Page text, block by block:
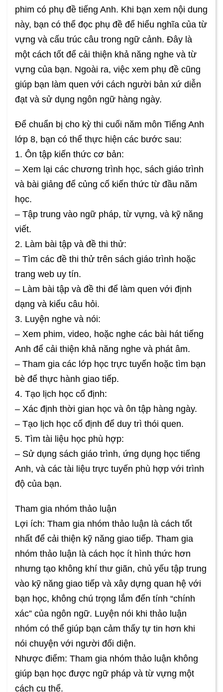
phim có phụ đề tiếng Anh. Khi bạn xem nội dung
này, bạn có thể đọc phụ đề để hiểu nghĩa của từ
vựng và cấu trúc câu trong ngữ cảnh. Đây là
một cách tốt để cải thiện khả năng nghe và từ
vựng của bạn. Ngoài ra, việc xem phụ đề cũng
giúp bạn làm quen với cách người bản xứ diễn
đạt và sử dụng ngôn ngữ hàng ngày.
Để chuẩn bị cho kỳ thi cuối năm môn Tiếng Anh
lớp 8, bạn có thể thực hiện các bước sau:
1. Ôn tập kiến thức cơ bản:
– Xem lại các chương trình học, sách giáo trình
và bài giảng để củng cố kiến thức từ đầu năm
học.
– Tập trung vào ngữ pháp, từ vựng, và kỹ năng
viết.
2. Làm bài tập và đề thi thử:
– Tìm các đề thi thử trên sách giáo trình hoặc
trang web uy tín.
– Làm bài tập và đề thi để làm quen với định
dạng và kiểu câu hỏi.
3. Luyện nghe và nói:
– Xem phim, video, hoặc nghe các bài hát tiếng
Anh để cải thiện khả năng nghe và phát âm.
– Tham gia các lớp học trực tuyến hoặc tìm bạn
bè để thực hành giao tiếp.
4. Tạo lịch học cố định:
– Xác định thời gian học và ôn tập hàng ngày.
– Tạo lịch học cố định để duy trì thói quen.
5. Tìm tài liệu học phù hợp:
– Sử dụng sách giáo trình, ứng dụng học tiếng
Anh, và các tài liệu trực tuyến phù hợp với trình
độ của bạn.
Tham gia nhóm thảo luận
Lợi ích: Tham gia nhóm thảo luận là cách tốt
nhất để cải thiện kỹ năng giao tiếp. Tham gia
nhóm thảo luận là cách học ít hình thức hơn
nhưng tạo không khí thư giãn, chủ yếu tập trung
vào kỹ năng giao tiếp và xây dựng quan hệ với
bạn học, không chú trọng lắm đến tính “chính
xác” của ngôn ngữ. Luyện nói khi thảo luận
nhóm có thể giúp bạn cảm thấy tự tin hơn khi
nói chuyện với người đối diện.
Nhược điểm: Tham gia nhóm thảo luận không
giúp bạn học được ngữ pháp và từ vựng một
cách cụ thể.